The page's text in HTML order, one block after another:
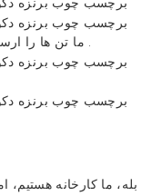
ما تن ها را هر هفته .